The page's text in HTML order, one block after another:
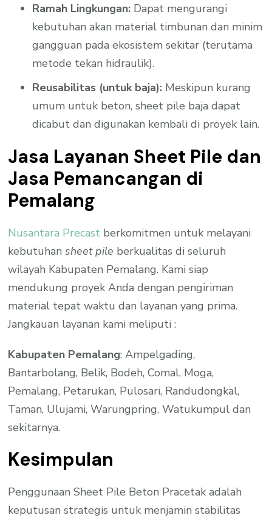
Ramah Lingkungan: Dapat mengurangi
kebutuhan akan material timbunan dan minim
gangguan pada ekosistem sekitar (terutama
metode tekan hidraulik).
Reusabilitas (untuk baja): Meskipun kurang
umum untuk beton, sheet pile baja dapat
dicabut dan digunakan kembali di proyek lain.
Jasa Layanan Sheet Pile dan
Jasa Pemancangan di
Pemalang
Nusantara Precast berkomitmen untuk melayani
kebutuhansheet pile berkualitas di seluruh
wilayah Kabupaten Pemalang. Kami siap
mendukung proyek Anda dengan pengiriman
material tepat waktu dan layanan yang prima.
Jangkauan layanan kami meliputi :
Kabupaten Pemalang: Ampelgading,
Bantarbolang, Belik, Bodeh, Comal, Moga,
Pemalang, Petarukan, Pulosari, Randudongkal,
Taman, Ulujami, Warungpring, Watukumpul dan
sekitarnya.
Kesimpulan
Penggunaan Sheet Pile Beton Pracetak adalah
keputusan strategis untuk menjamin stabilitas